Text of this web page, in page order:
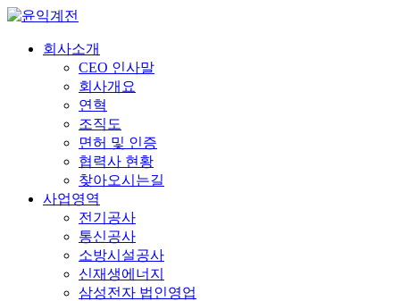
회사소개
CEO 인사말
회사개요
연혁
조직도
면허 및 인증
협력사 현황
찾아오시는길
사업영역
전기공사
통신공사
소방시설공사
신재생에너지
삼성전자 법인영업